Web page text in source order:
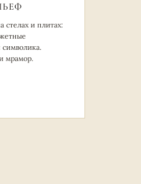
стелах и плитах:
символика.
мрамор.